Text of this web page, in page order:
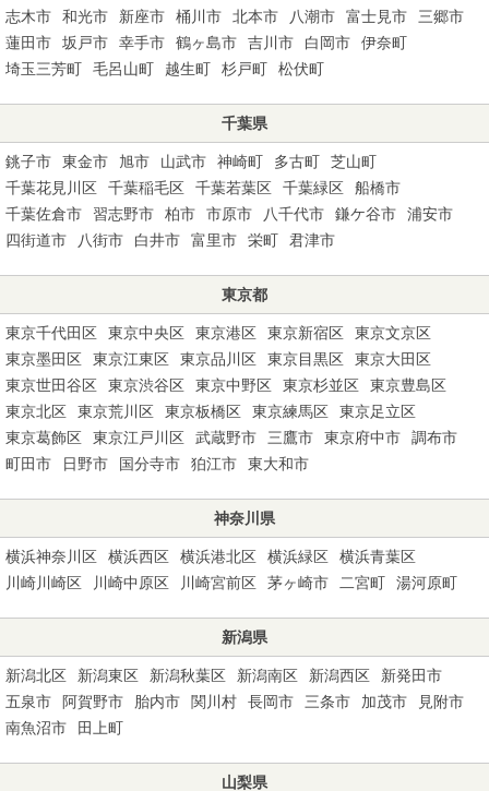
志木市
和光市 新座市 桶川市 北本市 八潮市 富士見市
三郷市
蓮田市
坂戸市 幸手市 鶴ヶ島市 吉川市 白岡市
伊奈町
埼玉三芳町
毛呂山町 越生町 杉戸町 松伏町
千葉県
銚子市 東金市 旭市 山武市 神崎町 多古町
芝山町
千葉花見川区
千葉稲毛区 千葉若葉区 千葉緑区
船橋市
千葉佐倉市
習志野市 柏市 市原市 八千代市 鎌ケ谷市
浦安市
四街道市
八街市 白井市 富里市 栄町 君津市
東京都
東京千代田区 東京中央区 東京港区 東京新宿区
東京文京区
東京墨田区
東京江東区 東京品川区 東京目黒区
東京大田区
東京世田谷区
東京渋谷区 東京中野区 東京杉並区
東京豊島区
東京北区
東京荒川区 東京板橋区 東京練馬区
東京足立区
東京葛飾区
東京江戸川区 武蔵野市 三鷹市 東京府中市
調布市
町田市
日野市 国分寺市 狛江市 東大和市
神奈川県
横浜神奈川区 横浜西区 横浜港北区 横浜緑区
横浜青葉区
川崎川崎区
川崎中原区 川崎宮前区 茅ヶ崎市 二宮町 湯河原町
新潟県
新潟北区 新潟東区 新潟秋葉区 新潟南区 新潟西区
新発田市
五泉市
阿賀野市 胎内市 関川村 長岡市 三条市 加茂市
見附市
南魚沼市
田上町
山梨県